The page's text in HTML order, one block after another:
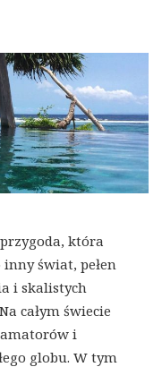
która
świat, pełen
i skalistych
całym świecie
i
globu. W tym